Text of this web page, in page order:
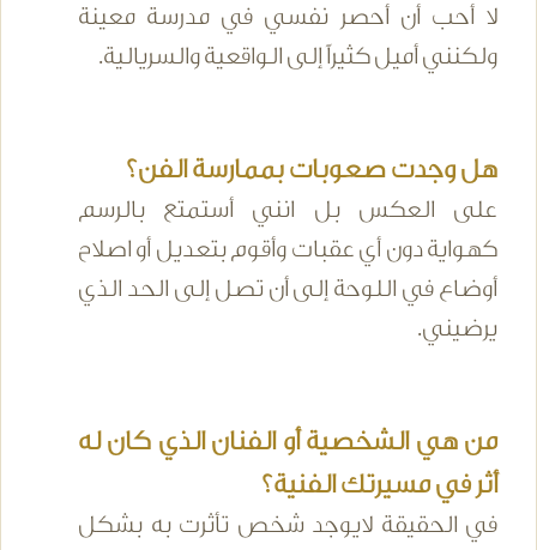
لا أحب أن أحصر نفسي في مدرسة معينة
ولكنني أميل كثيراً إلى الواقعية والسريالية.
هل وجدت صعوبات بممارسة الفن؟
على العكس بل انني أستمتع بالرسم
كهواية دون أي عقبات وأقوم بتعديل أو اصلاح
أوضاع في اللوحة إلى أن تصل إلى الحد الذي
يرضيني.
من هي الشخصية أو الفنان الذي كان له
أثر في مسيرتك الفنية؟
في الحقيقة لايوجد شخص تأثرت به بشكل